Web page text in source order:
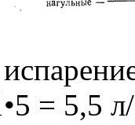
= 5,5